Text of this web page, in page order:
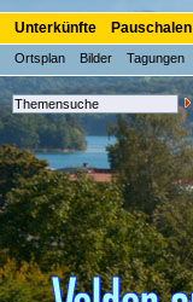
Unterkünfte Pauschalen
Ortsplan Bilder Tagungen